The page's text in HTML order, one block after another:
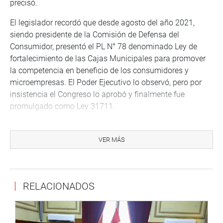
precisó.
El legislador recordó que desde agosto del año 2021,
siendo presidente de la Comisión de Defensa del
Consumidor, presentó el PL N° 78 denominado Ley de
fortalecimiento de las Cajas Municipales para promover
la competencia en beneficio de los consumidores y
microempresas. El Poder Ejecutivo lo observó, pero por
insistencia el Congreso lo aprobó y finalmente fue
promulgado como Ley 31711.
la fuerte presión de la Asociación de Bancos y de la
propia Superintendencia de Banca.
Dijo que el mercado financiero peruano es uno de los más
concentrados de Latinoamérica, no existe una real
competencia. Los cuatro bancos concentran el 84% de los
depósitos y el 85% de los créditos, lo que se traduce en
elevadas tasas de intereses para los préstamos y
VER MÁS
RELACIONADOS